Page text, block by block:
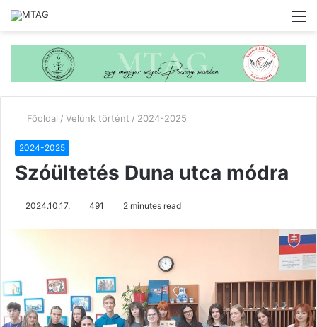
Főoldal / Velünk történt / 2024-2025
2024-2025
Szóültetés Duna utca módra
2024.10.17. 491 2 minutes read